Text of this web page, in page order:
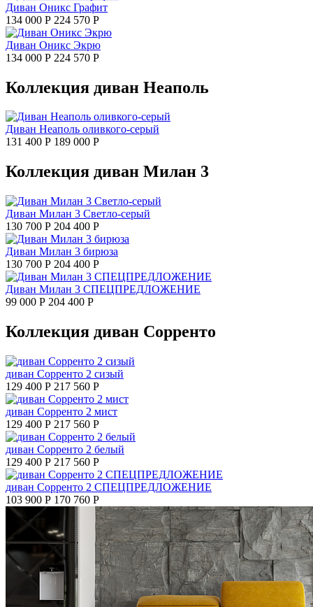
Диван Оникс Графит
134 000 Р 224 570 Р
Диван Оникс Экрю
134 000 Р 224 570 Р
Коллекция диван Неаполь
Диван Неаполь оливкого-серый
131 400 Р 189 000 Р
Коллекция диван Милан 3
Диван Милан 3 Светло-серый
130 700 Р 204 400 Р
Диван Милан 3 бирюза
130 700 Р 204 400 Р
Диван Милан 3 СПЕЦПРЕДЛОЖЕНИЕ
99 000 Р 204 400 Р
Коллекция диван Сорренто
диван Сорренто 2 сизый
129 400 Р 217 560 Р
диван Сорренто 2 мист
129 400 Р 217 560 Р
диван Сорренто 2 белый
129 400 Р 217 560 Р
диван Сорренто 2 СПЕЦПРЕДЛОЖЕНИЕ
103 900 Р 170 760 Р